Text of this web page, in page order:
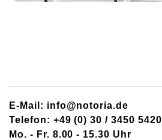
E-Mail: info@notoria.de
Telefon: +49 (0) 30 / 3450 5420
Mo. - Fr. 8.00 - 15.30 Uhr